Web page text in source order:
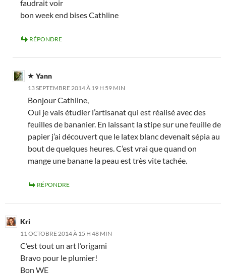
faudrait voir
bon week end bises Cathline
RÉPONDRE
Yann
13 SEPTEMBRE 2014 À 19 H 59 MIN
Bonjour Cathline,
Oui je vais étudier l’artisanat qui est réalisé avec des
feuilles de bananier. En laissant la stipe sur une feuille de
papier j’ai découvert que le latex blanc devenait sépia au
bout de quelques heures. C’est vrai que quand on
mange une banane la peau est très vite tachée.
RÉPONDRE
Kri
11 OCTOBRE 2014 À 15 H 48 MIN
C’est tout un art l’origami
Bravo pour le plumier!
Bon WE